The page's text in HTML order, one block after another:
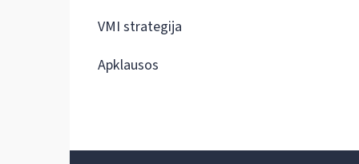
VMI strategija
Apklausos